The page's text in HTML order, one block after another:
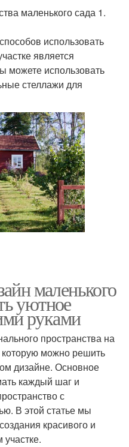
маленького сада 1.
использовать
является
можете использовать
стеллажи для
маленького
уютное
руками
пространства на
можно решить
дизайне. Основное
каждый шаг и
с
В этой статье мы
красивого и